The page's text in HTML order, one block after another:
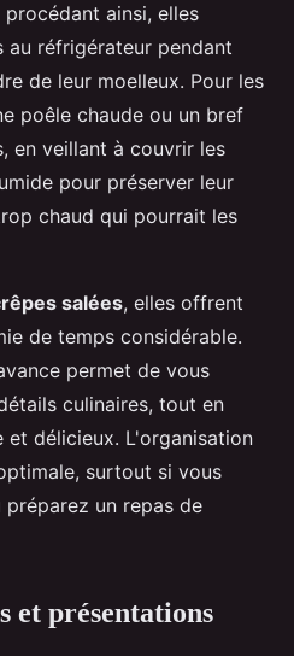
ainsi, elles
au réfrigérateur pendant
de leur moelleux. Pour les
poêle chaude ou un bref
en veillant à couvrir les
pour préserver leur
chaud qui pourrait les
salées, elles offrent
de temps considérable.
permet de vous
culinaires, tout en
et délicieux. L'organisation
surtout si vous
un repas de
et présentations